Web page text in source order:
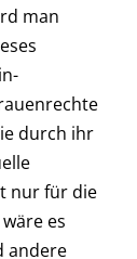
man
durch ihr
nur für die
es
andere